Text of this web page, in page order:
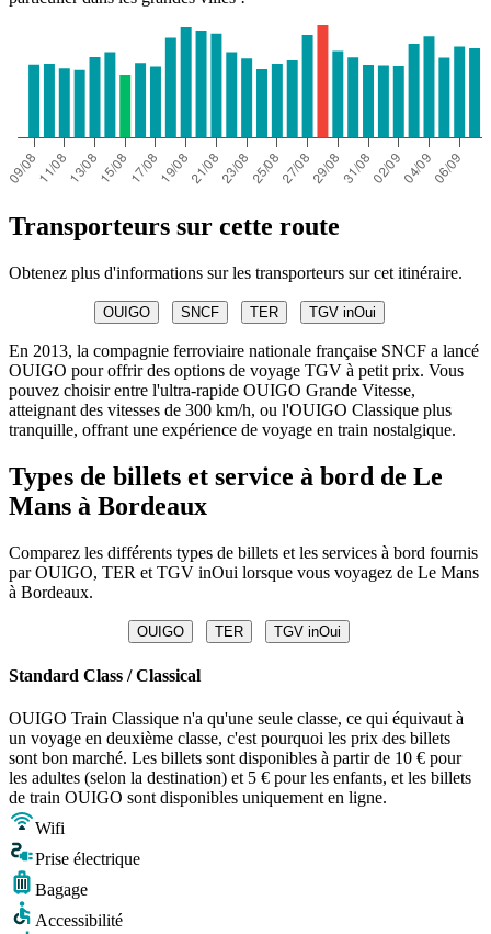
Transporteurs sur cette route
Obtenez plus d'informations sur les transporteurs sur cet itinéraire.
OUIGO SNCF TER TGV inOui
En 2013, la compagnie ferroviaire nationale française SNCF a lancé
OUIGO pour offrir des options de voyage TGV à petit prix. Vous
pouvez choisir entre l'ultra-rapide OUIGO Grande Vitesse,
atteignant des vitesses de 300 km/h, ou l'OUIGO Classique plus
tranquille, offrant une expérience de voyage en train nostalgique.
Types de billets et service à bord de Le
Mans à Bordeaux
Comparez les différents types de billets et les services à bord fournis
par OUIGO, TER et TGV inOui lorsque vous voyagez de Le Mans
à Bordeaux.
OUIGO TER TGV inOui
Standard Class / Classical
OUIGO Train Classique n'a qu'une seule classe, ce qui équivaut à
un voyage en deuxième classe, c'est pourquoi les prix des billets
sont bon marché. Les billets sont disponibles à partir de 10 € pour
les adultes (selon la destination) et 5 € pour les enfants, et les billets
de train OUIGO sont disponibles uniquement en ligne.
Wifi
Prise électrique
Bagage
Accessibilité